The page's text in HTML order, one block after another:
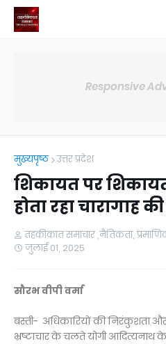
Responsive
मुख्यपृष्ठ उत्तर प्रदेश
शिकायत पर
होता रहा चारागाह
तहकीकात समाचार ,नैतिकता,
जुलाई 01, 2025
सौरभ वीपी वर्मा
बस्ती- अधिकारियों की निरंकुशता
भ्रष्टाचार के चलते योगी आदित्यनाथ